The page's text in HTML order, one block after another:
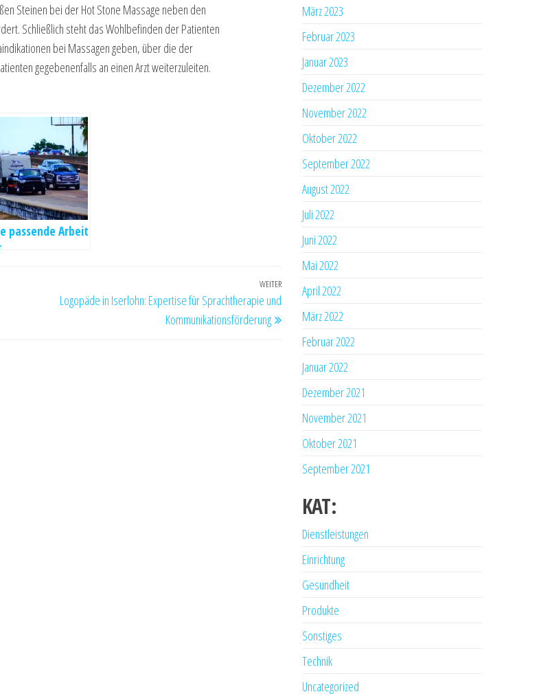
Steinen bei der Hot Stone Massage neben den
Schließlich steht das Wohlbefinden der Patienten
bei Massagen geben, über die der
gegebenenfalls an einen Arzt weiterzuleiten.
passende Arbeit
Nächster
Beitrag
WEITER
Logopäde in Iserlohn: Expertise für Sprachtherapie und
Kommunikationsförderung
März 2023
Februar 2023
Januar 2023
Dezember 2022
November 2022
Oktober 2022
September 2022
August 2022
Juli 2022
Juni 2022
Mai 2022
April 2022
März 2022
Februar 2022
Januar 2022
Dezember 2021
November 2021
Oktober 2021
September 2021
KAT:
Dienstleistungen
Einrichtung
Gesundheit
Produkte
Sonstiges
Technik
Uncategorized